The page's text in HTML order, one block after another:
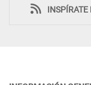
INSPÍRATE